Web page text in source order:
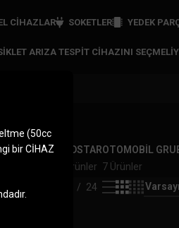
CIHAZLAR SOKETLER YEDEK
ARIZA TESPIT CIHAZINI
OBDSTAR
2 Ürünler
OTOMOBİL
7 Ürünler
24
(50cc
bir CİHAZ